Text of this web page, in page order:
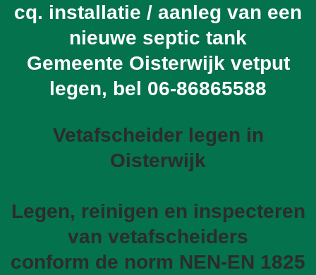
cq. installatie / aanleg van een
nieuwe septic tank
Gemeente Oisterwijk vetput
legen, bel 06-86865588
Vetafscheider legen in
Oisterwijk
Legen, reinigen en inspecteren
van vetafscheiders
conform de norm NEN-EN 1825